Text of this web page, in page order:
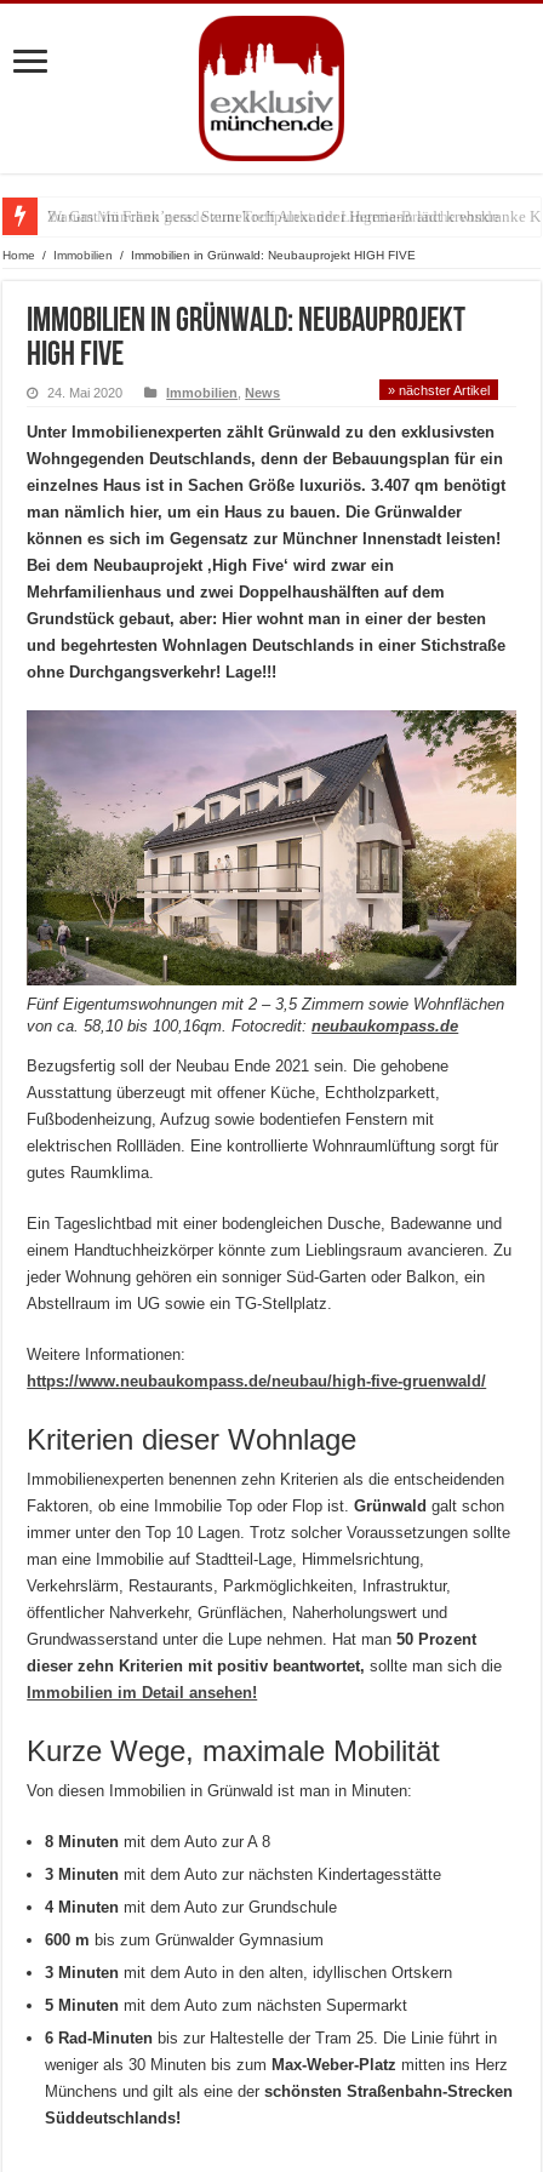
Zu Gast im Fränk’ness: Sternekoch Alexander Herrmann lädt krebskranke
Warum München gerade zum Treffpunkt der Lingerie-Branche wurde
Home / Immobilien / Immobilien in Grünwald: Neubauprojekt HIGH FIVE
Immobilien in Grünwald: Neubauprojekt
HIGH FIVE
24. Mai 2020 Immobilien ,News » nächster Artikel
Unter Immobilienexperten zählt Grünwald zu den exklusivsten
Wohngegenden Deutschlands, denn der Bebauungsplan für ein
einzelnes Haus ist in Sachen Größe luxuriös. 3.407 qm benötigt
man nämlich hier, um ein Haus zu bauen. Die Grünwalder
können es sich im Gegensatz zur Münchner Innenstadt leisten!
Bei dem Neubauprojekt ‚High Five‘ wird zwar ein
Mehrfamilienhaus und zwei Doppelhaushälften auf dem
Grundstück gebaut, aber: Hier wohnt man in einer der besten
und begehrtesten Wohnlagen Deutschlands in einer Stichstraße
ohne Durchgangsverkehr! Lage!!!
Fünf Eigentumswohnungen mit 2 – 3,5 Zimmern sowie Wohnflächen
von ca. 58,10 bis 100,16qm. Fotocredit:neubaukompass.de
Bezugsfertig soll der Neubau Ende 2021 sein. Die gehobene
Ausstattung überzeugt mit offener Küche, Echtholzparkett,
Fußbodenheizung, Aufzug sowie bodentiefen Fenstern mit
elektrischen Rollläden. Eine kontrollierte Wohnraumlüftung sorgt für
gutes Raumklima.
Ein Tageslichtbad mit einer bodengleichen Dusche, Badewanne und
einem Handtuchheizkörper könnte zum Lieblingsraum avancieren. Zu
jeder Wohnung gehören ein sonniger Süd-Garten oder Balkon, ein
Abstellraum im UG sowie ein TG-Stellplatz.
Weitere Informationen:
https://www.neubaukompass.de/neubau/high-five-gruenwald/
Kriterien dieser Wohnlage
Immobilienexperten benennen zehn Kriterien als die entscheidenden
Faktoren, ob eine Immobilie Top oder Flop ist.Grünwald galt schon
immer unter den Top 10 Lagen. Trotz solcher Voraussetzungen sollte
man eine Immobilie auf Stadtteil-Lage, Himmelsrichtung,
Verkehrslärm, Restaurants, Parkmöglichkeiten, Infrastruktur,
öffentlicher Nahverkehr, Grünflächen, Naherholungswert und
Grundwasserstand unter die Lupe nehmen. Hat man50 Prozent
dieser zehn Kriterien mit positiv beantwortet, sollte man sich die
Immobilien im Detail ansehen!
Kurze Wege, maximale Mobilität
Von diesen Immobilien in Grünwald ist man in Minuten:
8 Minuten mit dem Auto zur A 8
3 Minuten mit dem Auto zur nächsten Kindertagesstätte
4 Minuten mit dem Auto zur Grundschule
600 m bis zum Grünwalder Gymnasium
3 Minuten mit dem Auto in den alten, idyllischen Ortskern
5 Minuten mit dem Auto zum nächsten Supermarkt
6 Rad-Minuten bis zur Haltestelle der Tram 25. Die Linie führt in
weniger als 30 Minuten bis zum Max-Weber-Platz mitten ins Herz
Münchens und gilt als eine derschönsten Straßenbahn-Strecken
Süddeutschlands!